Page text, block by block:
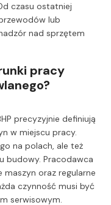
czasu ostatniej
lub
nad sprzętem
pracy
precyzyjnie definiują
w miejscu pracy.
na polach, ale też
budowy. Pracodawca
oraz regularne
czynność musi być
serwisowym.